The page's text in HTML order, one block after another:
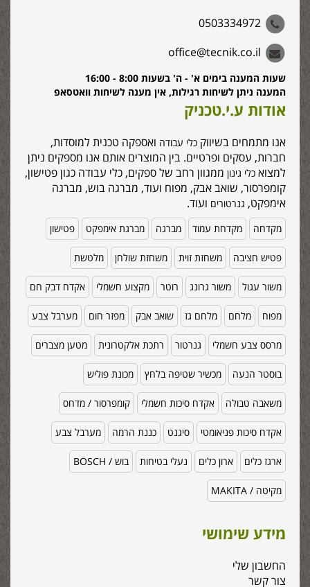
0503334972
office@tecnik.co.il
שעות המענה בימים א' - ה' בשעות 8:00 - 16:00
המענה ניתן לשיחות רגילות, אין מענה לשיחות וואטסאפ
אודות ע.י.טכניק
אנו מתמחים בשיווק כלי עבודה ואספקה טכנית למוסדות,
חברות, עסקים ופרטיים. בין המוצרים אותם אנו מספקים ניתן
למצוא כלי גינון ממגוון רחב של ספקים, כלי עבודה כגון פטישון,
קומפרסור, שואב אבק, מפוח ועוד, מברגה בוש, מברגה
אימפקט, גנרטורים ועוד.
מקדחה מקדחת עמוד מברגה מברגת אימפקט פטישון
פטיש חציבה משחזת זוית משחזת שולחן מלטשת
משור עגול משור גרונג רוטר מקצוע חשמלי אקדח דבק חם
מפוח מלחם מלחם גז שואב אבק מפזר חום מערבל צבע
מרסס צבע חשמלי גנרטור רתכת אלקטרונית מטען מצברים
בוסטר הנעה מכשיר שטיפה בלחץ מכונת פוליש
משאבה טבולה אקדח סיכות חשמלי קומפרסור / מדחס
אקדח סיכות פניאומטי סיגנט כננת הרמה מערבל צבע
ארגז כלים ארון כלים נעלי בטיחות בוש / BOSCH
מקיטה / MAKITA
מידע שימושי
החשבון שלי
צור קשר